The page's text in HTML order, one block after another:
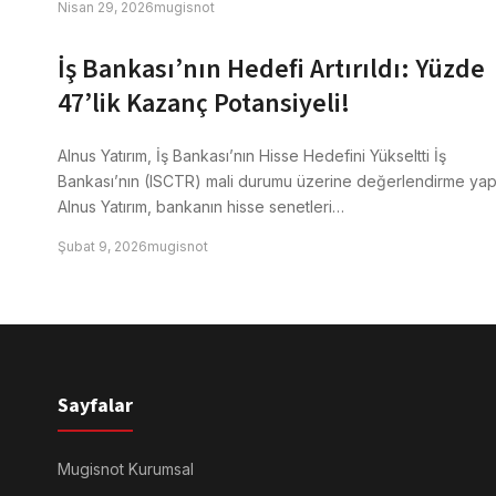
Nisan 29, 2026mugisnot
İş Bankası’nın Hedefi Artırıldı: Yüzde
47’lik Kazanç Potansiyeli!
Alnus Yatırım, İş Bankası’nın Hisse Hedefini Yükseltti İş
Bankası’nın (ISCTR) mali durumu üzerine değerlendirme
Alnus Yatırım, bankanın hisse senetleri…
Şubat 9, 2026mugisnot
Sayfalar
Mugisnot Kurumsal